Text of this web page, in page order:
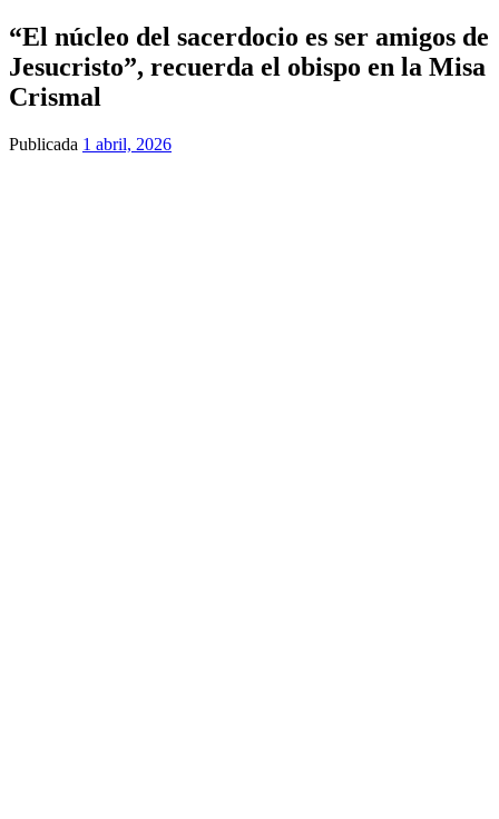
“El núcleo del sacerdocio es ser amigos de
Jesucristo”, recuerda el obispo en la Misa
Crismal
Publicada 1 abril, 2026